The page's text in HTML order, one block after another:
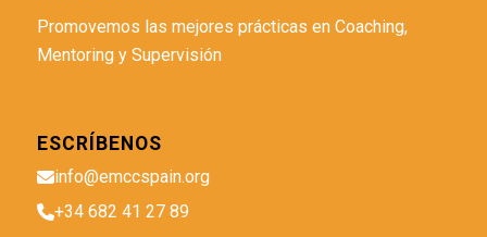
Promovemos las mejores prácticas en Coaching,
Mentoring y Supervisión
ESCRÍBENOS
info@emccspain.org
+34 682 41 27 89